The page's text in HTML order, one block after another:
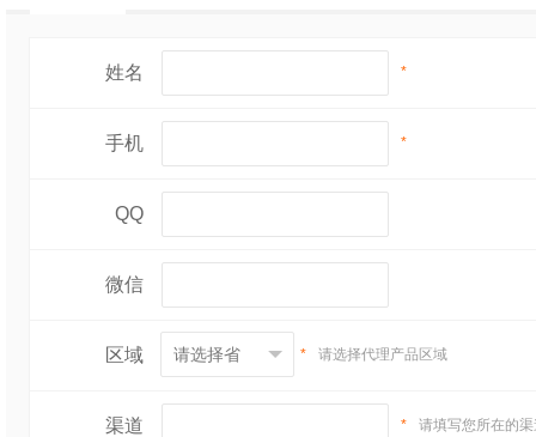
姓名 *
手机 *
QQ
微信
区域 * 请选择代理产品区域
渠道 * 请填写您所在的